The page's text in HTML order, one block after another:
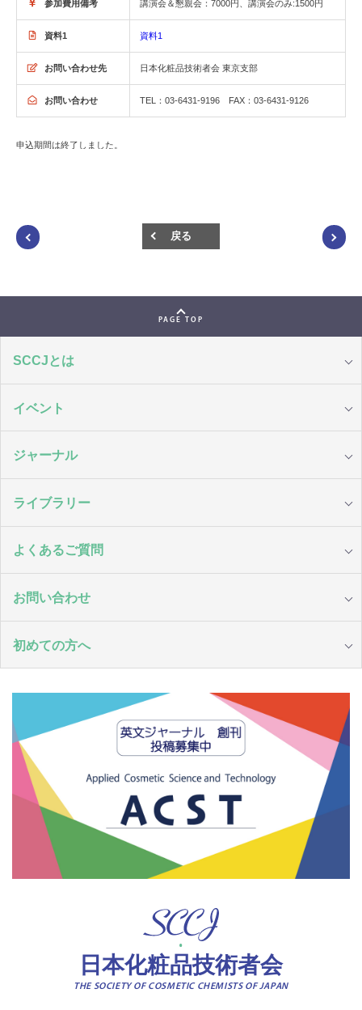
参加費用備考 講演会＆懇親会：7000円、講演会のみ:1500円
資料1 資料1
お問い合わせ先 日本化粧品技術者会 東京支部
お問い合わせ TEL：03-6431-9196 FAX：03-6431-9126
申込期間は終了しました。
戻る
PAGE TOP
SCCJとは
イベント
ジャーナル
ライブラリー
よくあるご質問
お問い合わせ
初めての方へ
日本化粧品技術者会
THE SOCIETY OF COSMETIC CHEMISTS OF JAPAN